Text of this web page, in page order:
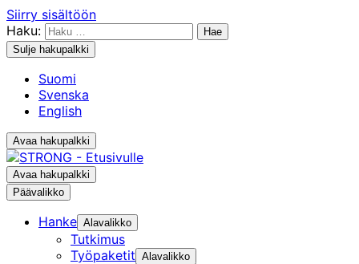
Siirry sisältöön
Haku:
Sulje hakupalkki
Suomi
Svenska
English
Avaa hakupalkki
Avaa hakupalkki
Päävalikko
Hanke Alavalikko
Tutkimus
Työpaketit Alavalikko